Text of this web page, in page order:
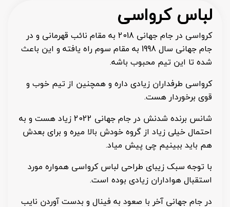
لباس کرواسی
کرواسی در جام جهانی 2018 به مقام نائب قهرمانی و در
جام جهانی سال 1998 به مقام سوم راه یافته و این باعث
شده تا این تیم محبوب باشه.
کرواسی طرفداران زیادی داره و همچنین از تیم خوب و
قوی برخوردار هست.
شانس برنده شدنش در جام جهانی 2022 زیاد هست و به
احتمال خیلی زیاد از گروه خودش بالا میره و برای بعدش
هم باید ببینیم چی پیش میاد.
با توجه سبک زیبای طراحی لباس کرواسی همواره مورد
استقبال هواداران زیادی بوده است.
در جام جهانی آخر با صعود به فینال و بدست آوردن نایب